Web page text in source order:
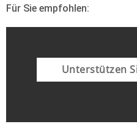
Für Sie empfohlen:
Unterstützen